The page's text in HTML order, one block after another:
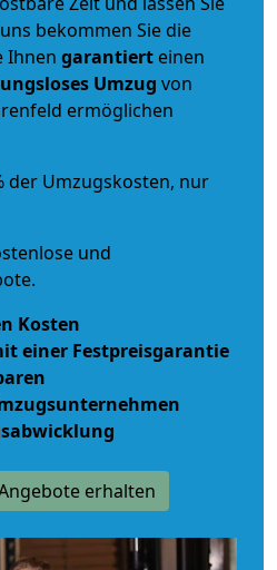
bekommen Sie die
Ihnen garantiert einen
Umzug von
ermöglichen
der Umzugskosten, nur
und
Kosten
einer Festpreisgarantie
erhalten